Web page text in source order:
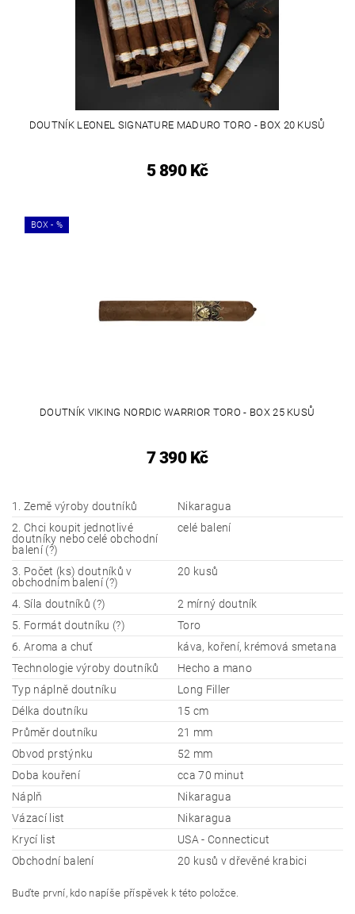
DOUTNÍK LEONEL SIGNATURE MADURO TORO - BOX 20 KUSŮ
5 890 Kč
BOX - %
DOUTNÍK VIKING NORDIC WARRIOR TORO - BOX 25 KUSŮ
7 390 Kč
1. Země výroby doutníků
Nikaragua
2. Chci koupit jednotlivé
doutníky nebo celé obchodní
balení (?)
celé balení
3. Počet (ks) doutníků v
obchodním balení (?)
20 kusů
4. Síla doutníků (?)
2 mírný doutník
5. Formát doutníku (?)
Toro
6. Aroma a chuť
káva, koření, krémová smetana
Technologie výroby doutníků
Hecho a mano
Typ náplně doutníku
Long Filler
Délka doutníku
15 cm
Průměr doutníku
21 mm
Obvod prstýnku
52 mm
Doba kouření
cca 70 minut
Náplň
Nikaragua
Vázací list
Nikaragua
Krycí list
USA - Connecticut
Obchodní balení
20 kusů v dřevěné krabici
Buďte první, kdo napíše příspěvek k této položce.